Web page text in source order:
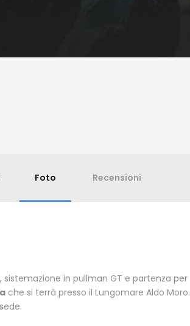
Foto Recensioni
in pullman GT e partenza per
che si terrà presso il Lungomare Aldo Moro.